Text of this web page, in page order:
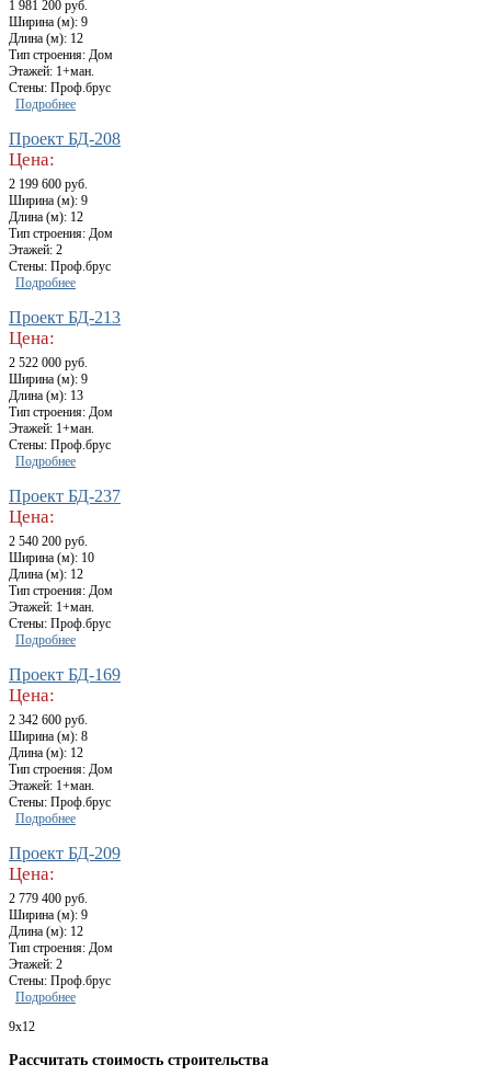
1 981 200 руб.
Ширина (м): 9
Длина (м): 12
Тип строения: Дом
Этажей: 1+ман.
Стены: Проф.брус
Подробнее
Проект БД-208
Цена:
2 199 600 руб.
Ширина (м): 9
Длина (м): 12
Тип строения: Дом
Этажей: 2
Стены: Проф.брус
Подробнее
Проект БД-213
Цена:
2 522 000 руб.
Ширина (м): 9
Длина (м): 13
Тип строения: Дом
Этажей: 1+ман.
Стены: Проф.брус
Подробнее
Проект БД-237
Цена:
2 540 200 руб.
Ширина (м): 10
Длина (м): 12
Тип строения: Дом
Этажей: 1+ман.
Стены: Проф.брус
Подробнее
Проект БД-169
Цена:
2 342 600 руб.
Ширина (м): 8
Длина (м): 12
Тип строения: Дом
Этажей: 1+ман.
Стены: Проф.брус
Подробнее
Проект БД-209
Цена:
2 779 400 руб.
Ширина (м): 9
Длина (м): 12
Тип строения: Дом
Этажей: 2
Стены: Проф.брус
Подробнее
9x12
Рассчитать стоимость строительства